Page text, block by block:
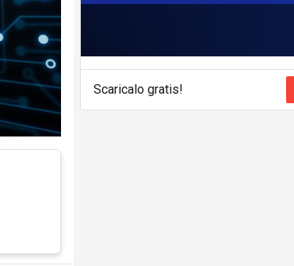
Scaricalo gratis!